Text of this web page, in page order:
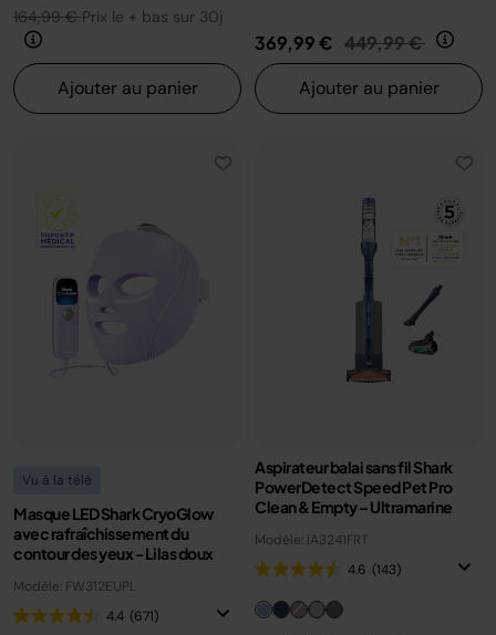
164,99 €Prix le + bas sur 30j
Ajouter au panier
369,99 € Prix réduit de
449,99 € au
Ajouter au panier
Vu à la télé
Masque LED Shark CryoGlow
avec rafraîchissement du
contour des yeux - Lilas doux
Modèle: FW312EUPL
4.4 (671)
Aspirateur balai sans fil Shark
PowerDetect Speed Pet Pro
Clean & Empty – Ultramarine
Modèle: IA3241FRT
4.6 (143)